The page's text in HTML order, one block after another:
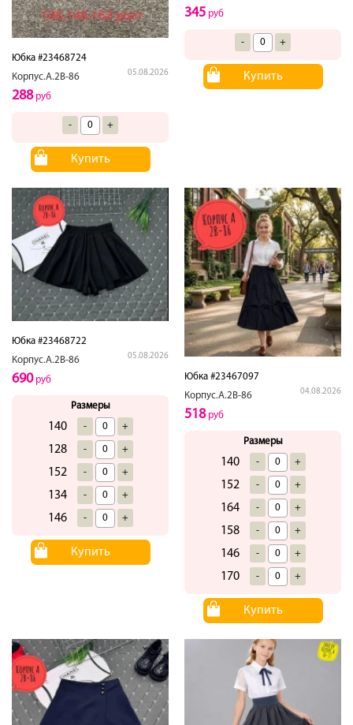
Юбка #23468724
Корпус.А.2В-86
05.08.2026
288руб
- +
Купить
345 руб
- +
Купить
Юбка #23468722
Корпус.А.2В-86
05.08.2026
690руб
Размеры
140 - +
128 - +
152 - +
134 - +
146 - +
Купить
Юбка #23467097
Корпус.А.2В-86
04.08.2026
518руб
Размеры
140 - +
152 - +
164 - +
158 - +
146 - +
170 - +
Купить